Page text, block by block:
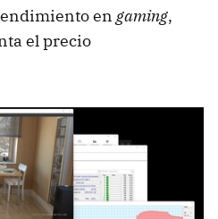
en gaming,
el precio